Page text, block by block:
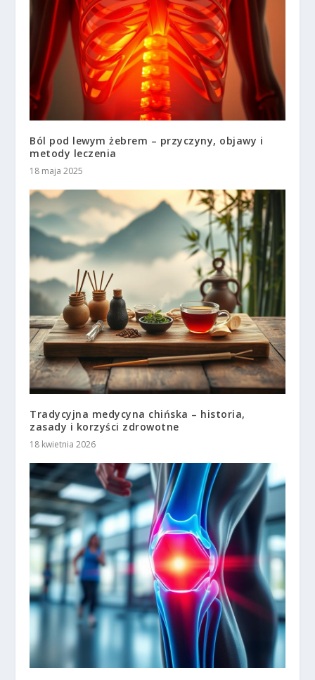
Ból pod lewym żebrem – przyczyny, objawy i
metody leczenia
18 maja 2025
Tradycyjna medycyna chińska – historia,
zasady i korzyści zdrowotne
18 kwietnia 2026